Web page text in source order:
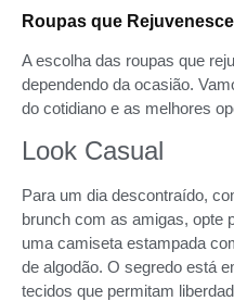
Roupas que
A escolha das roupas que
dependendo da ocasião.
do cotidiano e as melhores
Look Casual
Para um dia descontraído,
brunch com as amigas, opte
uma camiseta estampada
de algodão. O segredo está
tecidos que permitam